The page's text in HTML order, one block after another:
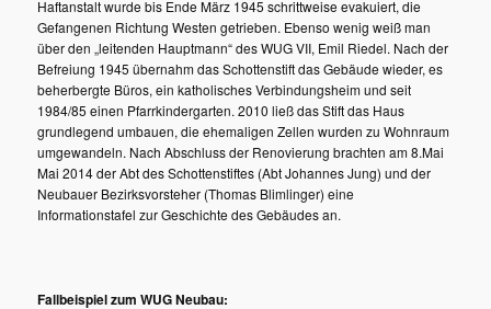
Haftanstalt wurde bis Ende März 1945 schrittweise evakuiert, die
Gefangenen Richtung Westen getrieben. Ebenso wenig weiß man
über den „leitenden Hauptmann“ des WUG VII, Emil Riedel. Nach der
Befreiung 1945 übernahm das Schottenstift das Gebäude wieder, es
beherbergte Büros, ein katholisches Verbindungsheim und seit
1984/85 einen Pfarrkindergarten. 2010 ließ das Stift das Haus
grundlegend umbauen, die ehemaligen Zellen wurden zu Wohnraum
umgewandeln. Nach Abschluss der Renovierung brachten am 8.Mai
Mai 2014 der Abt des Schottenstiftes (Abt Johannes Jung) und der
Neubauer Bezirksvorsteher (Thomas Blimlinger) eine
Informationstafel zur Geschichte des Gebäudes an.
Fallbeispiel zum WUG Neubau: